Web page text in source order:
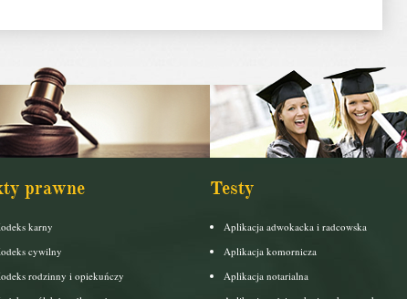
prawne
karny
cywilny
rodzinny i opiekuńczy
Testy
Aplikacja adwokacka i radcowska
Aplikacja komornicza
Aplikacja notarialna